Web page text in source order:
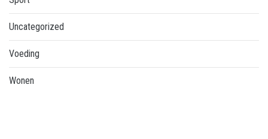
Uncategorized
Voeding
Wonen